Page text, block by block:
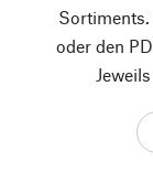
oder den